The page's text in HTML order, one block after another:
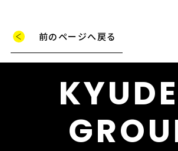
前のページへ戻る